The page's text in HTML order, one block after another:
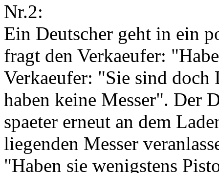
Nr.2:
Ein Deutscher geht in ein
fragt den Verkaeufer:
Verkaeufer: "Sie sind
haben keine Messer". Der
spaeter erneut an dem
liegenden Messer
"Haben sie wenigstens